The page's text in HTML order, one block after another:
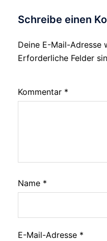
Schreibe einen
Deine E-Mail-
Erforderliche Felder
Kommentar *
Name *
E-Mail-Adresse *